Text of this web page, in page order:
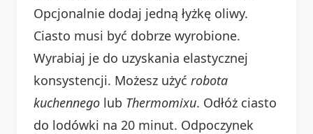
Opcjonalnie dodaj jedną łyżkę oliwy.
Ciasto musi być dobrze wyrobione.
Wyrabiaj je do uzyskania elastycznej
konsystencji. Możesz użyć robota
kuchennego lub Thermomixu. Odłóż ciasto
do lodówki na 20 minut. Odpoczynek